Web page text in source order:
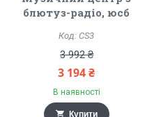
блютуз-радіо, юсб
CS3
3 992 ₴
3 194 ₴
В наявності
Купити